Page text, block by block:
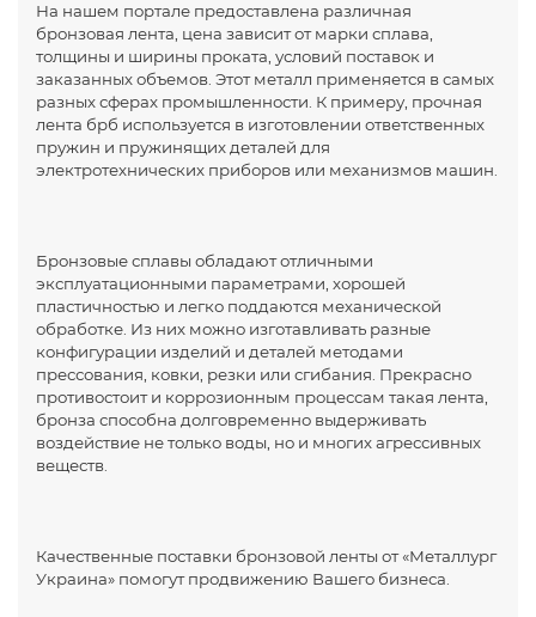
На нашем портале предоставлена различная
бронзовая лента, цена зависит от марки сплава,
толщины и ширины проката, условий поставок и
заказанных объемов. Этот металл применяется в самых
разных сферах промышленности. К примеру, прочная
лента брб используется в изготовлении ответственных
пружин и пружинящих деталей для
электротехнических приборов или механизмов машин.
Бронзовые сплавы обладают отличными
эксплуатационными параметрами, хорошей
пластичностью и легко поддаются механической
обработке. Из них можно изготавливать разные
конфигурации изделий и деталей методами
прессования, ковки, резки или сгибания. Прекрасно
противостоит и коррозионным процессам такая лента,
бронза способна долговременно выдерживать
воздействие не только воды, но и многих агрессивных
веществ.
Качественные поставки бронзовой ленты от «Металлург
Украина» помогут продвижению Вашего бизнеса.